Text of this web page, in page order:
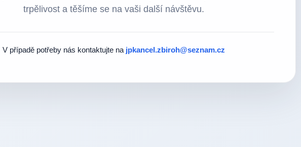
trpělivost a těšíme se na vaši další návštěvu.
V případě potřeby nás kontaktujte na jpkancel.zbiroh@seznam.cz